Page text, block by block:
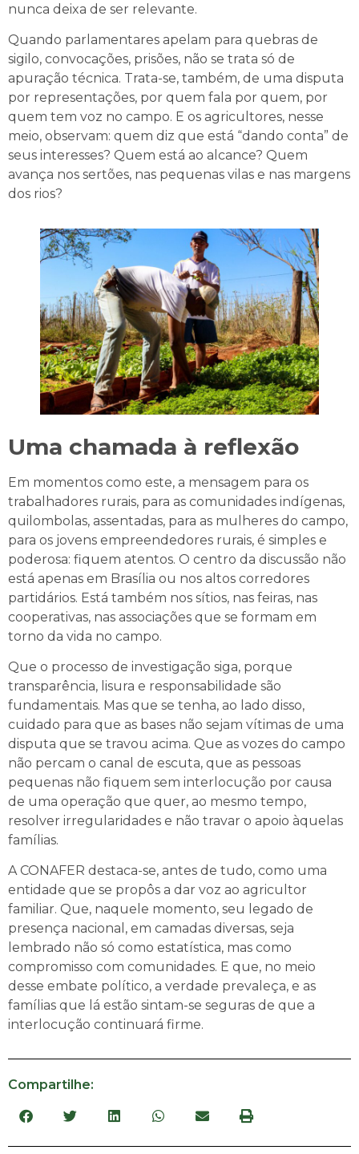
nunca deixa de ser relevante.
Quando parlamentares apelam para quebras de
sigilo, convocações, prisões, não se trata só de
apuração técnica. Trata-se, também, de uma disputa
por representações, por quem fala por quem, por
quem tem voz no campo. E os agricultores, nesse
meio, observam: quem diz que está “dando conta” de
seus interesses? Quem está ao alcance? Quem
avança nos sertões, nas pequenas vilas e nas margens
dos rios?
Uma chamada à reflexão
Em momentos como este, a mensagem para os
trabalhadores rurais, para as comunidades indígenas,
quilombolas, assentadas, para as mulheres do campo,
para os jovens empreendedores rurais, é simples e
poderosa: fiquem atentos. O centro da discussão não
está apenas em Brasília ou nos altos corredores
partidários. Está também nos sítios, nas feiras, nas
cooperativas, nas associações que se formam em
torno da vida no campo.
Que o processo de investigação siga, porque
transparência, lisura e responsabilidade são
fundamentais. Mas que se tenha, ao lado disso,
cuidado para que as bases não sejam vítimas de uma
disputa que se travou acima. Que as vozes do campo
não percam o canal de escuta, que as pessoas
pequenas não fiquem sem interlocução por causa
de uma operação que quer, ao mesmo tempo,
resolver irregularidades e não travar o apoio àquelas
famílias.
A CONAFER destaca-se, antes de tudo, como uma
entidade que se propôs a dar voz ao agricultor
familiar. Que, naquele momento, seu legado de
presença nacional, em camadas diversas, seja
lembrado não só como estatística, mas como
compromisso com comunidades. E que, no meio
desse embate político, a verdade prevaleça, e as
famílias que lá estão sintam-se seguras de que a
interlocução continuará firme.
Compartilhe: